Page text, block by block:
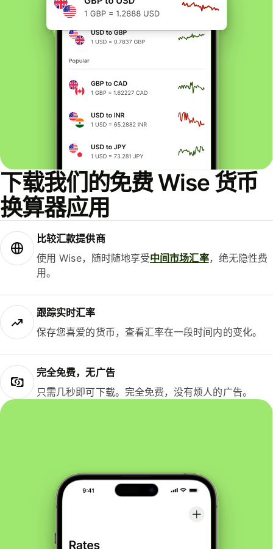
下载我们的免费 Wise 货币
换算器应用
比较汇款提供商
使用 Wise，随时随地享受中间市场汇率，绝无隐性费
用。
跟踪实时汇率
保存您喜爱的货币，查看汇率在一段时间内的变化。
完全免费，无广告
只需几秒即可下载。完全免费，没有烦人的广告。